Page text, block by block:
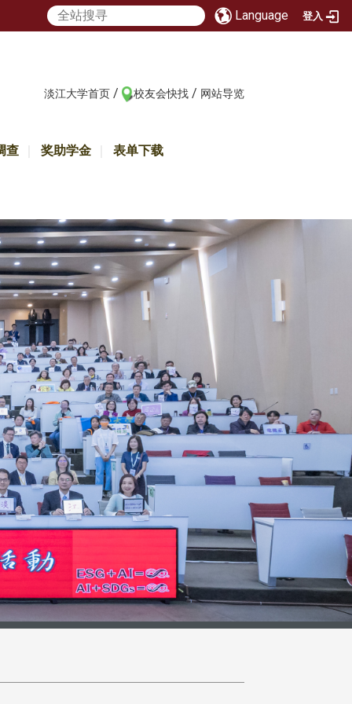
Language 登入
淡江大学首页 / 校友会快找 / 网站导览
查 奖助学金 表单下载